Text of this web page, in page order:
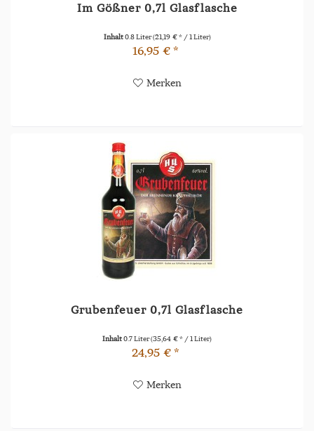
Im Gößner 0,7l Glasflasche
Inhalt0.8 Liter(21,19 € * / 1 Liter)
16,95 € *
Merken
Grubenfeuer 0,7l Glasflasche
Inhalt0.7 Liter(35,64 € * / 1 Liter)
24,95 € *
Merken